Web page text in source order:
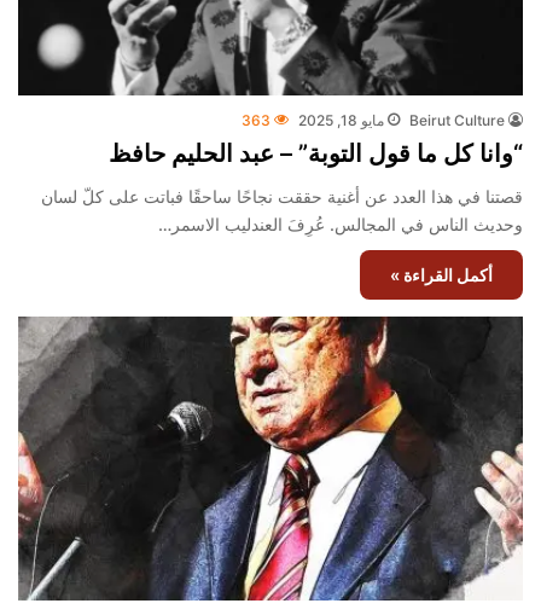
Beirut Culture مايو 18, 2025 363
“وانا كل ما قول التوبة” – عبد الحليم حافظ
قصتنا في هذا العدد عن أغنية حققت نجاحًا ساحقًا فباتت على كلّ لسان
وحديث الناس في المجالس. عُرِفَ العندليب الاسمر…
أكمل القراءة »